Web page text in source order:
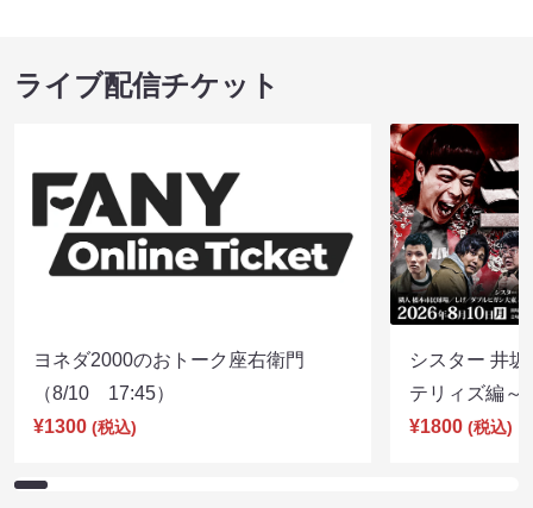
ライブ配信チケット
ヨネダ2000のおトーク座右衛門
（8/10 17:45）
¥1300 (税込)
シスター 井
テリィズ編
¥1800 (税込)